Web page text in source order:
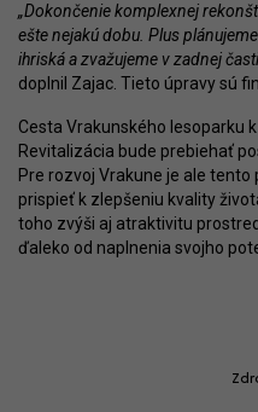
„Dokončenie komplexnej
ešte nejakú dobu. Plus
ihriská a zvažujeme v zadnej
doplnil Zajac. Tieto úpravy sú
Cesta Vrakunského lesoparku
Revitalizácia bude prebiehať
Pre rozvoj Vrakune je ale
prispieť k zlepšeniu kvality
toho zvýši aj atraktivitu
ďaleko od naplnenia svojho